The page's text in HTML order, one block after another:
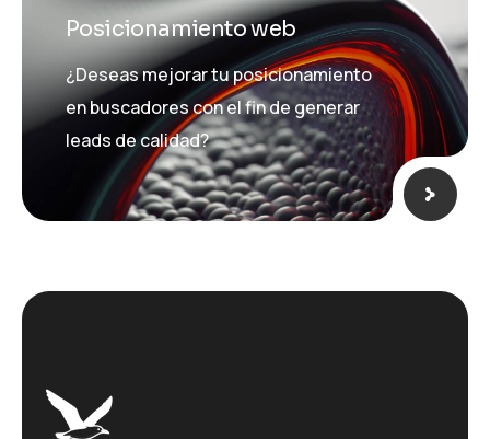
Posicionamiento web
¿Deseas mejorar tu posicionamiento
en buscadores con el fin de generar
leads de calidad?